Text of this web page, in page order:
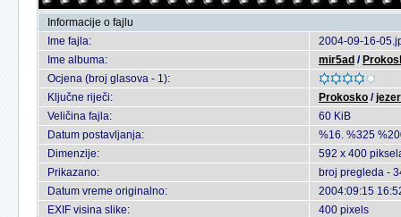
Informacije o fajlu
Ime fajla:
2004-09-16-
Ime albuma:
mir5ad /
Ocjena (broj glasova - 1):
Ključne riječi:
Prokosko /
Veličina fajla:
60 KiB
Datum postavljanja:
%16. %325
Dimenzije:
592 x 400
Prikazano:
broj pregleda -
Datum vreme originalno:
2004:09:15
EXIF visina slike:
400 pixels